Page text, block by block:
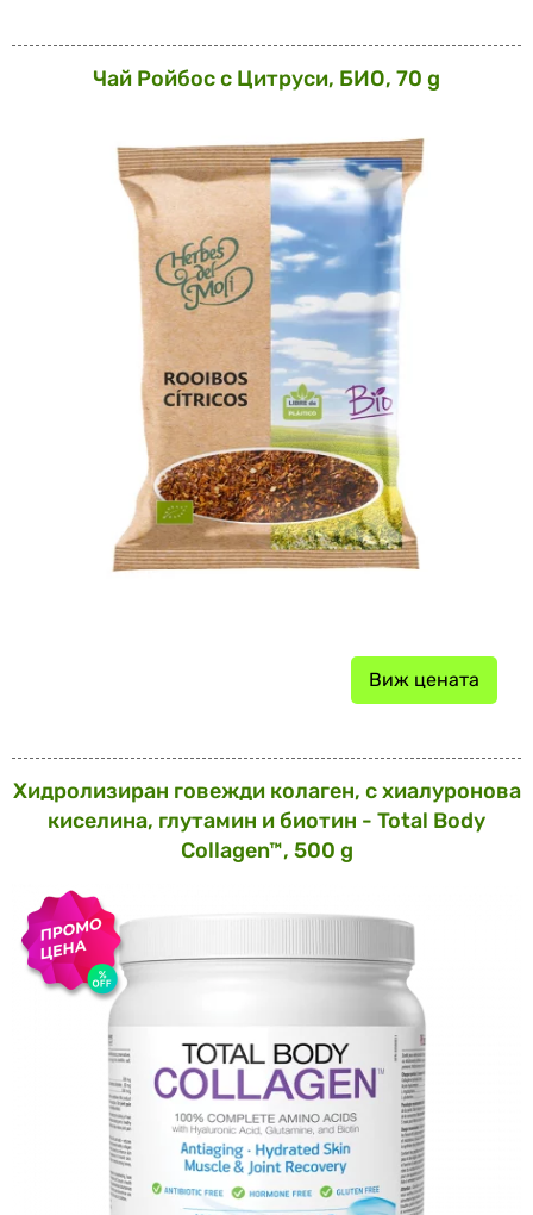
Чай Ройбос с Цитруси, БИО, 70 g
Виж цената
Хидролизиран говежди колаген, с хиалуронова
киселина, глутамин и биотин - Total Body
Collagen™, 500 g